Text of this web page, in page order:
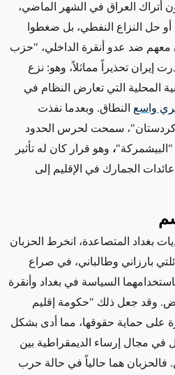
أتراك العراق في الشهر الماضي،
أو حل النزاع النفطي، بل ضغطوا
معهم ضد عدو أنقرة الداخلي، "حزب
إيران تحذيراً مماثلاً، وهو: نزع
المحلية التي تعارض النظام في
واسع النطاق. وبعدما نفذت
كردستان"، سمحت لحرس الحدود
، وهو قرار كان له تأثير
الجمارك في الإقليم إلى
بغداد المتصاعدة، انخرط الحزبان
بارزاني وطالباني، في صراع
السياسة في بغداد وأنقرة
وقد جعل ذلك "حكومة إقليم
على حماية حقوقها، مما أدى بشكل
في مجال إرساء الديمقراطية بين
فالحزبان هما حالياً في حالة حرب